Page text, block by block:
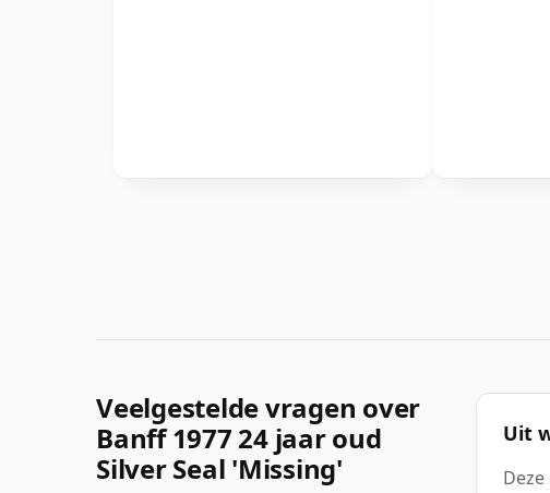
Veelgestelde vragen over
Banff 1977 24 jaar oud
Silver Seal 'Missing'
Uit